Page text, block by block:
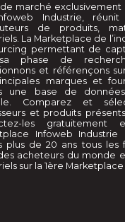
marché exclusivement
Industrie,
de produits,
La Marketplace de
permettant de
phase de
et référençons
marques et
une base de
Comparez et
et produits
les gratuitement
Infoweb
plus de 20 ans tous les
acheteurs du monde
sur la 1ère Marketplace